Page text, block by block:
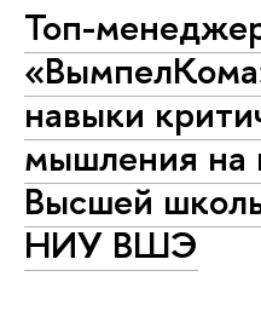
Топ-
навыки
мышления на
Высшей
НИУ ВШЭ